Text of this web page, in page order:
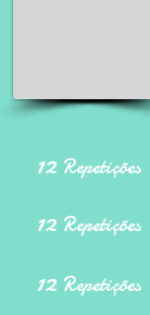
12 Repetições
12 Repetições
12 Repetições